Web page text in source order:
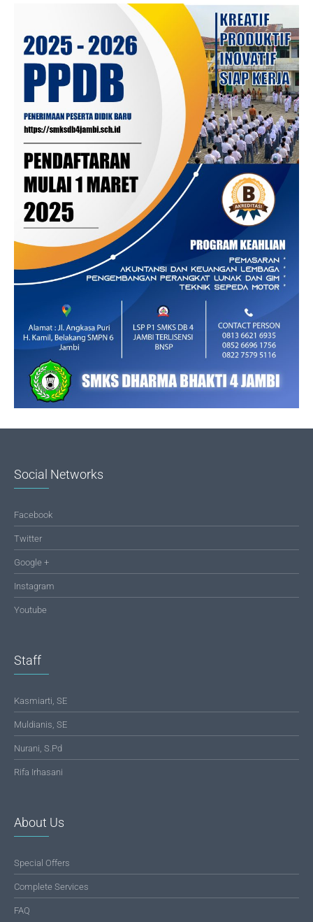
Social Networks
Facebook
Twitter
Google +
Instagram
Youtube
Staff
Kasmiarti, SE
Muldianis, SE
Nurani, S.Pd
Rifa Irhasani
About Us
Special Offers
Complete Services
FAQ